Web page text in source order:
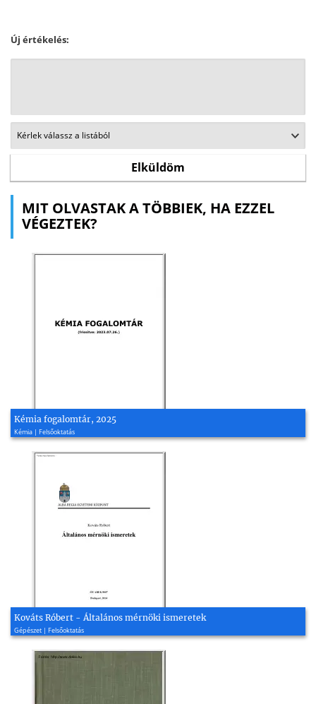
Új értékelés:
MIT OLVASTAK A TÖBBIEK, HA EZZEL
VÉGEZTEK?
Kémia fogalomtár, 2025
Kémia | Felsőoktatás
Kováts Róbert - Általános mérnöki ismeretek
Gépészet | Felsőoktatás